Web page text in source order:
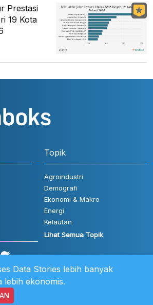
Prestasi
19 Kota
Topik
Agroindustri
Demografi
Ekonomi & Makro
Energi
Kelautan
Lihat Semua Topik
Hubungi Kami
Data Stories lebih banyak
lebih ekonomis.